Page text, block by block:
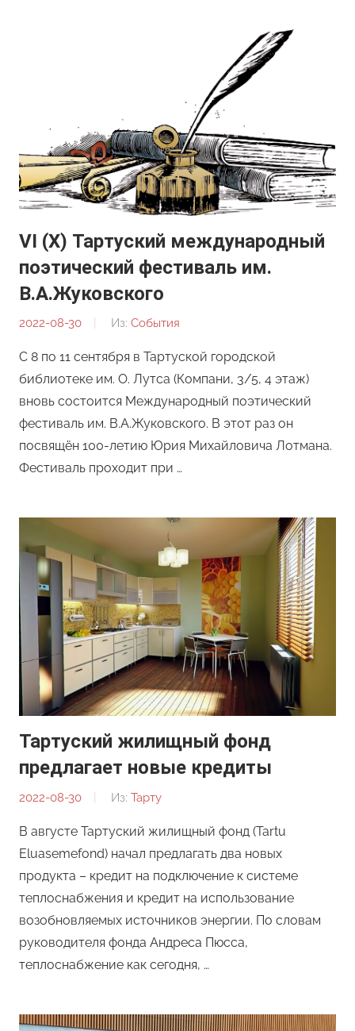
VI (X) Тартуский международный
поэтический фестиваль им.
В.А.Жуковского
2022-08-30
От:
Из: События
С 8 по 11 сентября в Тартуской городской
библиотеке им. О. Лутса (Компани, 3/5, 4 этаж)
вновь состоится Международный поэтический
фестиваль им. В.А.Жуковского. В этот раз он
посвящён 100-летию Юрия Михайловича Лотмана.
Фестиваль проходит при …
Тартуский жилищный фонд
предлагает новые кредиты
2022-08-30
От:
Из: Тарту
В августе Тартуский жилищный фонд (Tartu
Eluasemefond) начал предлагать два новых
продукта – кредит на подключение к системе
теплоснабжения и кредит на использование
возобновляемых источников энергии. По словам
руководителя фонда Андреса Пюсса,
теплоснабжение как сегодня, …